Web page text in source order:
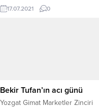
muhteşem bir sünnet düğünü ile
erkekliğe ilk adımını attı.
17.07.2021 0
Bekir Tufan’ın acı günü
Yozgat Gimat Marketler Zinciri